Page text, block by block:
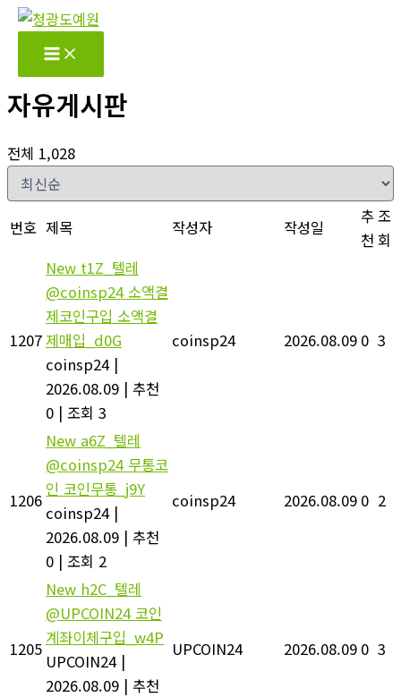
콘
로
건
뛰
자유게시판
전체 1,028
번호 제목 작성자 작성일
추
천
조
회
1207
New t1Z_텔레
@coinsp24 소액결
제코인구입 소액결
제매입_d0G
coinsp24 |
2026.08.09 | 추천
0 | 조회 3
coinsp24 2026.08.09 0 3
1206
New a6Z_텔레
@coinsp24 무통코
인 코인무통_j9Y
coinsp24 |
2026.08.09 | 추천
0 | 조회 2
coinsp24 2026.08.09 0 2
1205
New h2C_텔레
@UPCOIN24 코인
계좌이체구입_w4P
UPCOIN24 |
2026.08.09 | 추천
UPCOIN24 2026.08.09 0 3